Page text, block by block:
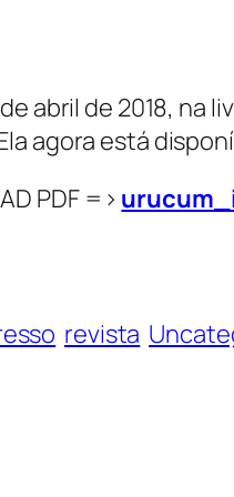
abril de 2018, na
agora está
PDF =>
revista